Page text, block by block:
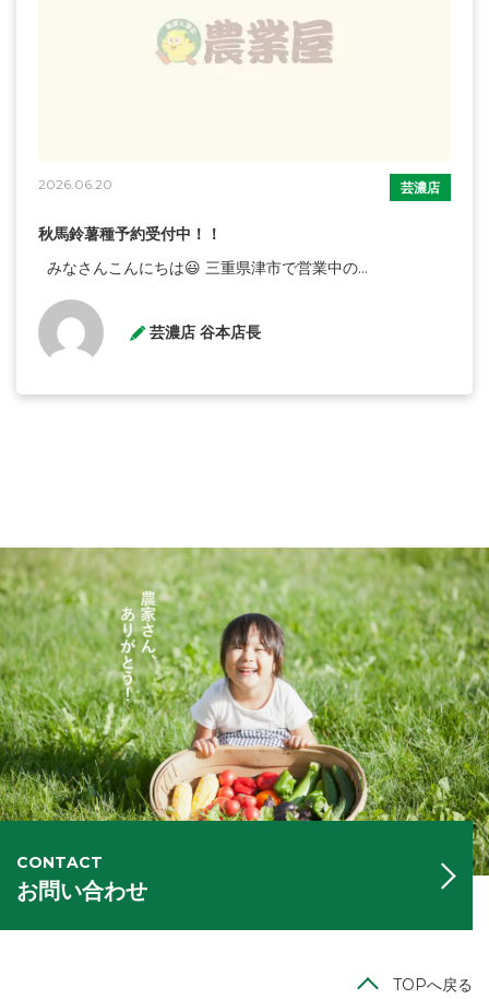
2026.06.20 芸濃店
秋馬鈴薯種予約受付中！！
みなさんこんにちは😃 三重県津市で営業中の...
芸濃店 谷本店長
CONTACT
お問い合わせ
TOPへ戻る